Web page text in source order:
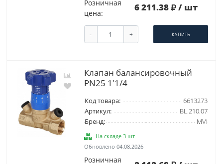
Розничная
цена:
6 211.38 / шт
- + КУПИТЬ
Клапан балансировочный
PN25 1'1/4
Код товара:
6613273
Артикул:
BL.210.07
Бренд:
MVI
На складе 3 шт
Обновлено 04.08.2026
Розничная